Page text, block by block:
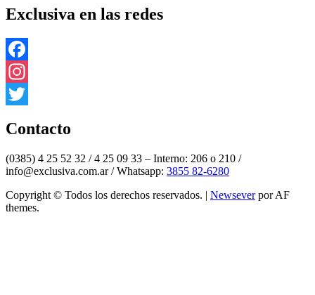
Exclusiva en las redes
Facebook
Instagram
Contacto
(0385) 4 25 52 32 / 4 25 09 33 – Interno: 206 o 210 /
info@exclusiva.com.ar / Whatsapp: 3855 82-6280
Copyright © Todos los derechos reservados. | Newseverpor AF
themes.